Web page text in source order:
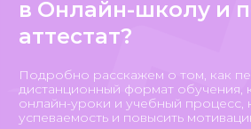
в Онлайн-школу и
аттестат?
Подробно расскажем о том, как
дистанционный формат обучения,
онлайн-уроки и учебный процесс,
успеваемость и повысить